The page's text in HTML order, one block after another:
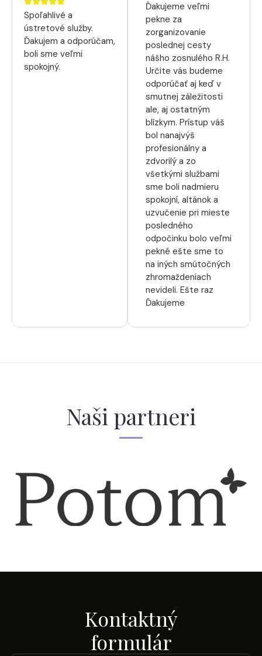
Spoľahlivé a
ústretové služby.
Ďakujem a odporúčam,
boli sme veľmi
spokojný.
Ďakujeme veľmi
pekne za
zorganizovanie
poslednej cesty
nášho zosnulého R.H.
Určite vás budeme
odporúčať aj keď v
smutnej záležitosti
ale, aj ostatným
blízkym. Prístup váš
bol nanajvýš
profesionálny a
zdvorilý a zo
všetkými službami
sme boli nadmieru
spokojní, altánok a
uzvučenie pri mieste
posledného
odpočinku bolo veľmi
pekné ešte sme to
na iných smútočných
zhromaždeniach
nevideli. Ešte raz
Ďakujeme
Naši partneri
Kontaktný
formulár